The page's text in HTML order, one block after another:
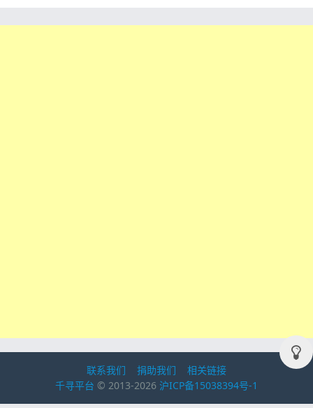
联系我们 捐助我们
相关链接
千寻平台 © 2013-2026 沪ICP备15038394号-1